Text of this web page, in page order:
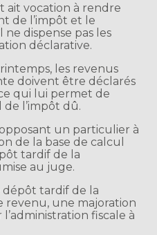
ait vocation à rendre
de l’impôt et le
dispense pas les
déclarative.
les revenus
doivent être déclarés
qui lui permet de
l’impôt dû.
un particulier à
de la base de calcul
tardif de la
au juge.
dépôt tardif de la
revenu, une majoration
fiscale à